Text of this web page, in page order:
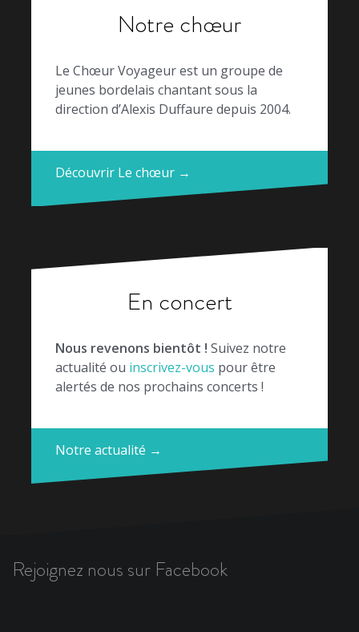
Notre chœur
Le Chœur Voyageur est un groupe de
jeunes bordelais chantant sous la
direction d’Alexis Duffaure depuis 2004.
Découvrir Le chœur →
En concert
Nous revenons bientôt ! Suivez notre
actualité ou inscrivez-vous pour être
alertés de nos prochains concerts !
Notre actualité →
Rejoignez nous sur Facebook